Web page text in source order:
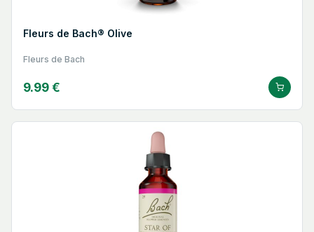
Fleurs de Bach® Olive
Fleurs de Bach
9.99 €